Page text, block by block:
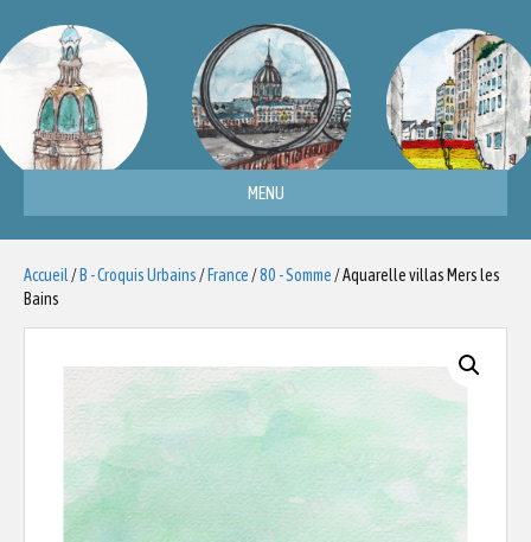
MENU
Accueil / B - Croquis Urbains / France /80 - Somme / Aquarelle villas Mers les
Bains